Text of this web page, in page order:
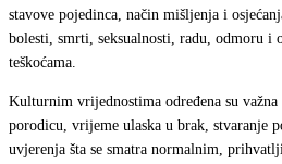
stavove pojedinca, način mišljenja i
bolesti, smrti, seksualnosti, radu, odmoru i
teškoćama.
Kulturnim vrijednostima određena su
porodicu, vrijeme ulaska u brak, stvaranje
uvjerenja šta se smatra normalnim,